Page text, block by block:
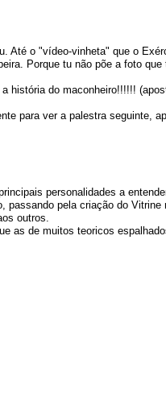
Até o "vídeo-vinheta" que o
Porque tu não põe a foto
história do maconheiro!!!!!!
para ver a palestra seguinte,
personalidades a
passando pela criação do
outros.
as de muitos teoricos